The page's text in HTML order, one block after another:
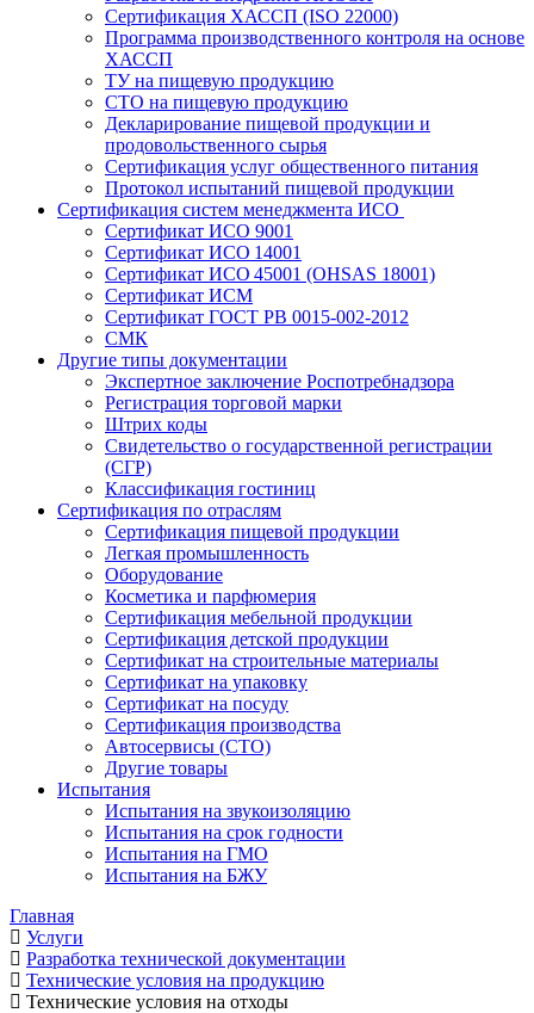
Сертификация ХАССП (ISO 22000)
Программа производственного контроля на основе
ХАССП
ТУ на пищевую продукцию
СТО на пищевую продукцию
Декларирование пищевой продукции и
продовольственного сырья
Сертификация услуг общественного питания
Протокол испытаний пищевой продукции
Сертификация систем менеджмента ИСО
Сертификат ИСО 9001
Сертификат ИСО 14001
Сертификат ИСО 45001 (OHSAS 18001)
Сертификат ИСМ
Сертификат ГОСТ РВ 0015-002-2012
СМК
Другие типы документации
Экспертное заключение Роспотребнадзора
Регистрация торговой марки
Штрих коды
Свидетельство о государственной регистрации
(СГР)
Классификация гостиниц
Сертификация по отраслям
Сертификация пищевой продукции
Легкая промышленность
Оборудование
Косметика и парфюмерия
Сертификация мебельной продукции
Сертификация детской продукции
Сертификат на строительные материалы
Сертификат на упаковку
Сертификат на посуду
Сертификация производства
Автосервисы (СТО)
Другие товары
Испытания
Испытания на звукоизоляцию
Испытания на срок годности
Испытания на ГМО
Испытания на БЖУ
Главная
Услуги
Разработка технической документации
Технические условия на продукцию
Технические условия на отходы